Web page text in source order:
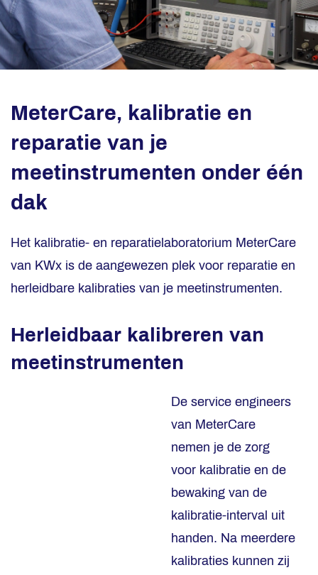
MeterCare, kalibratie en
reparatie van je
meetinstrumenten onder één
dak
Het kalibratie- en reparatielaboratorium MeterCare
van KWx is de aangewezen plek voor reparatie en
herleidbare kalibraties van je meetinstrumenten.
Herleidbaar kalibreren van
meetinstrumenten
De service engineers
van MeterCare
nemen je de zorg
voor kalibratie en de
bewaking van de
kalibratie-interval uit
handen. Na meerdere
kalibraties kunnen zij